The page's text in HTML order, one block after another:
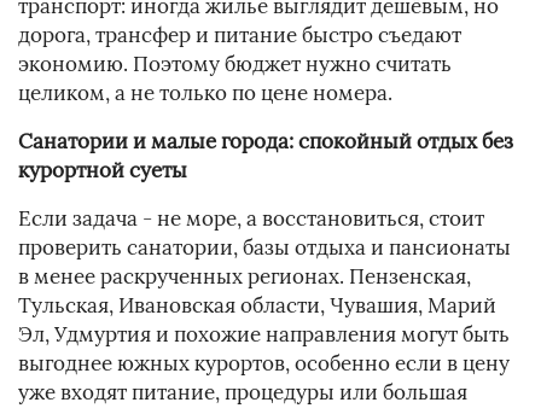
транспорт: иногда жильё выглядит дешёвым, но
дорога, трансфер и питание быстро съедают
экономию. Поэтому бюджет нужно считать
целиком, а не только по цене номера.
Санатории и малые города: спокойный отдых без
курортной суеты
Если задача - не море, а восстановиться, стоит
проверить санатории, базы отдыха и пансионаты
в менее раскрученных регионах. Пензенская,
Тульская, Ивановская области, Чувашия, Марий
Эл, Удмуртия и похожие направления могут быть
выгоднее южных курортов, особенно если в цену
уже входят питание, процедуры или большая